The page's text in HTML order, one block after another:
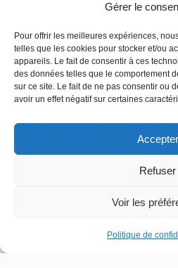
Gérer le
Pour offrir les meilleures expériences,
telles que les cookies pour stocker et/ou
appareils. Le fait de consentir à ces
des données telles que le comportement
sur ce site. Le fait de ne pas consentir ou
avoir un effet négatif sur certaines
Accepter
Refuser
Voir les
Politique de